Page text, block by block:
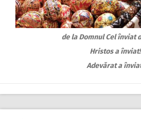
de la Domnul Cel înviat
Hristos a înviat!
Adevărat a